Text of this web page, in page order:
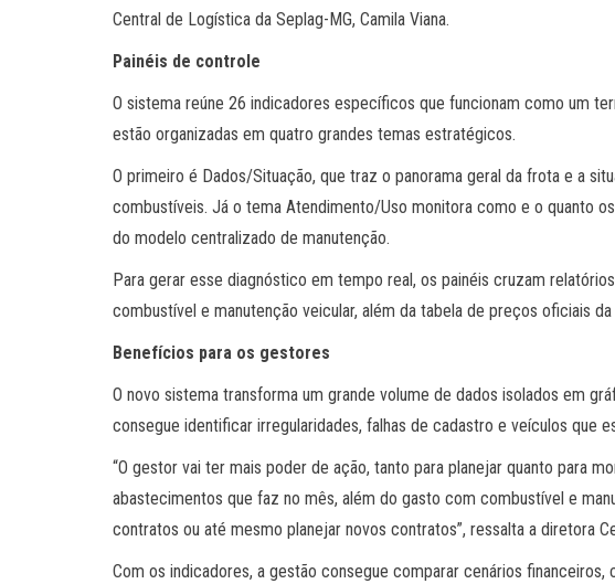
Central de Logística da Seplag-MG, Camila Viana.
Painéis de controle
O sistema reúne 26 indicadores específicos que funcionam como um
estão organizadas em quatro grandes temas estratégicos.
O primeiro é Dados/Situação, que traz o panorama geral da frota e a
combustíveis. Já o tema Atendimento/Uso monitora como e o quanto
do modelo centralizado de manutenção.
Para gerar esse diagnóstico em tempo real, os painéis cruzam
combustível e manutenção veicular, além da tabela de preços oficiais
Benefícios para os gestores
O novo sistema transforma um grande volume de dados isolados em
consegue identificar irregularidades, falhas de cadastro e veículos que
“O gestor vai ter mais poder de ação, tanto para planejar quanto para
abastecimentos que faz no mês, além do gasto com combustível e
contratos ou até mesmo planejar novos contratos”, ressalta a diretora
Com os indicadores, a gestão consegue comparar cenários